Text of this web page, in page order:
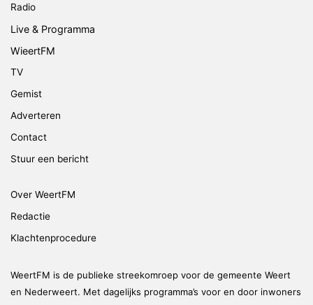
Radio
Live & Programma
WieertFM
TV
Gemist
Adverteren
Contact
Stuur een bericht
Over WeertFM
Redactie
Klachtenprocedure
WeertFM is de publieke streekomroep voor de gemeente Weert
en Nederweert. Met dagelijks programma’s voor en door inwoners